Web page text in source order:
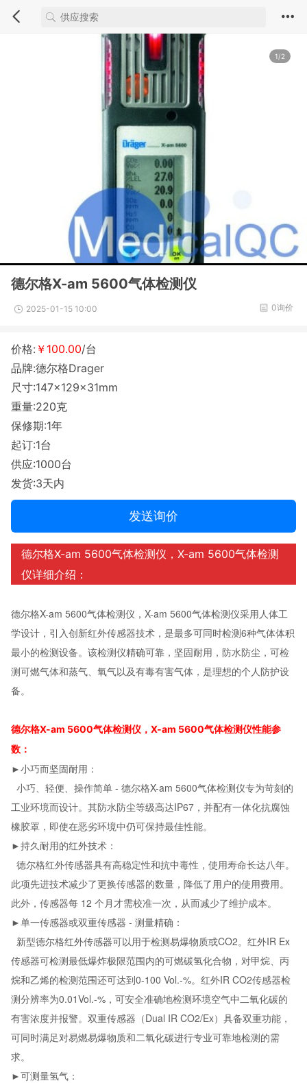
1/2
德尔格X-am 5600气体检测仪
2025-01-15 10:00 0询价
价格: ￥100.00/台
品牌:德尔格Drager
尺寸:147×129×31mm
重量:220克
保修期:1年
起订:1台
供应:1000台
发货:3天内
发送询价
德尔格X-am 5600气体检测仪，X-am 5600气体检测
仪详细介绍：
德尔格X-am 5600气体检测仪，X-am 5600气体检测仪采用人体工
学设计，引入创新红外传感器技术，是最多可同时检测6种气体体积
最小的检测设备。该检测仪精确可靠，坚固耐用，防水防尘，可检
测可燃气体和蒸气、氧气以及有毒有害气体，是理想的个人防护设
备。
德尔格X-am 5600气体检测仪，X-am 5600气体检测仪性能参
数：
►小巧而坚固耐用：
小巧、轻便、操作简单 - 德尔格X-am 5600气体检测仪专为苛刻的
工业环境而设计。其防水防尘等级高达IP67，并配有一体化抗腐蚀
橡胶罩，即使在恶劣环境中仍可保持最佳性能。
►持久耐用的红外技术：
德尔格红外传感器具有高稳定性和抗中毒性，使用寿命长达八年。
此项先进技术减少了更换传感器的数量，降低了用户的使用费用。
此外，传感器每 12 个月才需校准一次，从而减少了维护成本。
►单一传感器或双重传感器 - 测量精确：
新型德尔格红外传感器可以用于检测易爆物质或CO2。红外IR Ex
传感器可检测最低爆炸极限范围内的可燃碳氢化合物，对甲烷、丙
烷和乙烯的检测范围还可达到0-100 Vol.-%。红外IR CO2传感器检
测分辨率为0.01Vol.-%，可安全准确地检测环境空气中二氧化碳的
有害浓度并报警。双重传感器（Dual IR CO2/Ex）具备双重功能，
可同时满足对易燃易爆物质和二氧化碳进行专业可靠地检测的需
求。
►可测量氢气：